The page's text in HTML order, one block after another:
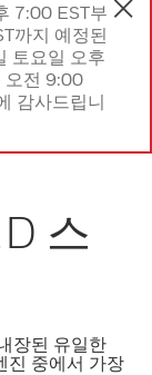
7:00 EST부
까지 예정된
토요일 오후
오전 9:00
감사드립니
스
장된 유일한
진 중에서 가장